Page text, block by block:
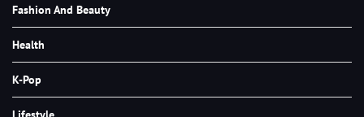
Fashion And Beauty
Health
K-Pop